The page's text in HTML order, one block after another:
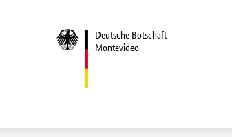
Deutsche Botschaft
Montevideo